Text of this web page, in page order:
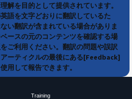
解を目的として提供されています。
語を文字どおりに翻訳しているた
い翻訳が含まれている場合がありま
ースの元のコンテンツを確認する場
ご利用ください。翻訳の問題や誤訳
ーティクルの最後にある[Feedback]
用して報告できます。
Training